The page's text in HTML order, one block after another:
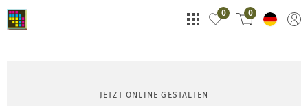
0 0
JETZT ONLINE GESTALTEN